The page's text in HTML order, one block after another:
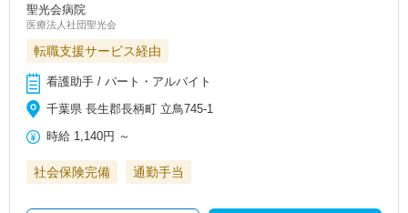
聖光会病院
医療法人社団聖光会
転職支援サービス経由
看護助手 / パート・アルバイト
千葉県 長生郡長柄町 立鳥745-1
時給 1,140円 ～
社会保険完備 通勤手当